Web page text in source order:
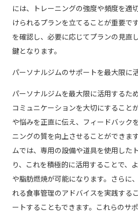
には、トレーニングの強度や頻度を適
けられるプランを立てることが重要で
を確認し、必要に応じてプランの見直
鍵となります。
パーソナルジムのサポートを最大限に
パーソナルジムを最大限に活用するた
コミュニケーションを大切にすること
や悩みを正直に伝え、フィードバック
ニングの質を向上させることができま
ムでは、専用の設備や道具を使用した
り、これを積極的に活用することで、
や脂肪燃焼が可能になります。さらに
れる食事管理のアドバイスを実践する
ートすることもできます。これらのサ